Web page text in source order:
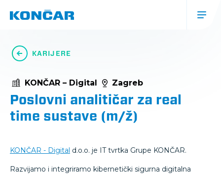
navigacija
KARIJERE
KONČAR – Digital Zagreb
Poslovni analitičar za real
time sustave (m/ž)
KONČAR - Digital d.o.o. je IT tvrtka Grupe KONČAR.
Razvijamo i integriramo kibernetički sigurna digitalna